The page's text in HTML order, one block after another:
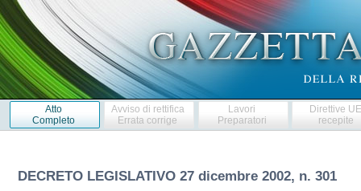
Atto
Completo
Avviso di rettifica
Errata corrige
Lavori
Preparatori
Direttive
recepite
DECRETO LEGISLATIVO 27 dicembre 2002, n. 301